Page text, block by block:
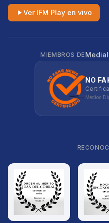
Ver IFM Play en vivo
MIEMBROS DE
NO
Medios